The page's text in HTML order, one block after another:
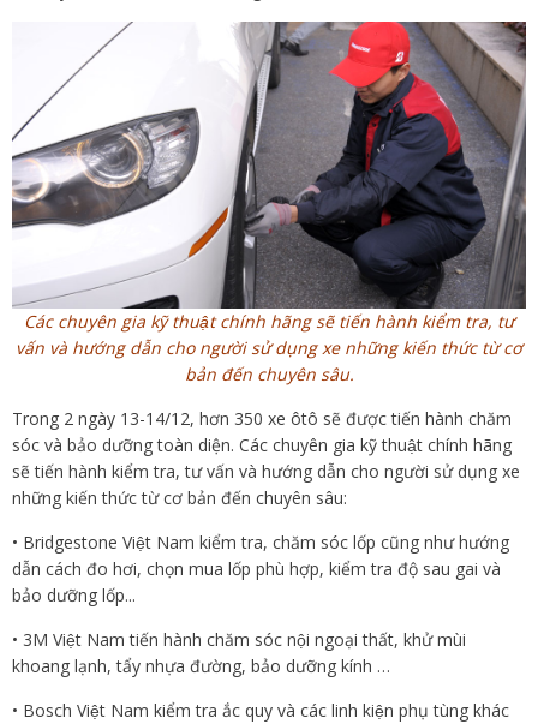
Các chuyên gia kỹ thuật chính hãng sẽ tiến hành kiểm tra, tư
vấn và hướng dẫn cho người sử dụng xe những kiến thức từ cơ
bản đến chuyên sâu.
Trong 2 ngày 13-14/12, hơn 350 xe ôtô sẽ được tiến hành chăm
sóc và bảo dưỡng toàn diện. Các chuyên gia kỹ thuật chính hãng
sẽ tiến hành kiểm tra, tư vấn và hướng dẫn cho người sử dụng xe
những kiến thức từ cơ bản đến chuyên sâu:
• Bridgestone Việt Nam kiểm tra, chăm sóc lốp cũng như hướng
dẫn cách đo hơi, chọn mua lốp phù hợp, kiểm tra độ sau gai và
bảo dưỡng lốp...
• 3M Việt Nam tiến hành chăm sóc nội ngoại thất, khử mùi
khoang lạnh, tẩy nhựa đường, bảo dưỡng kính …
• Bosch Việt Nam kiểm tra ắc quy và các linh kiện phụ tùng khác